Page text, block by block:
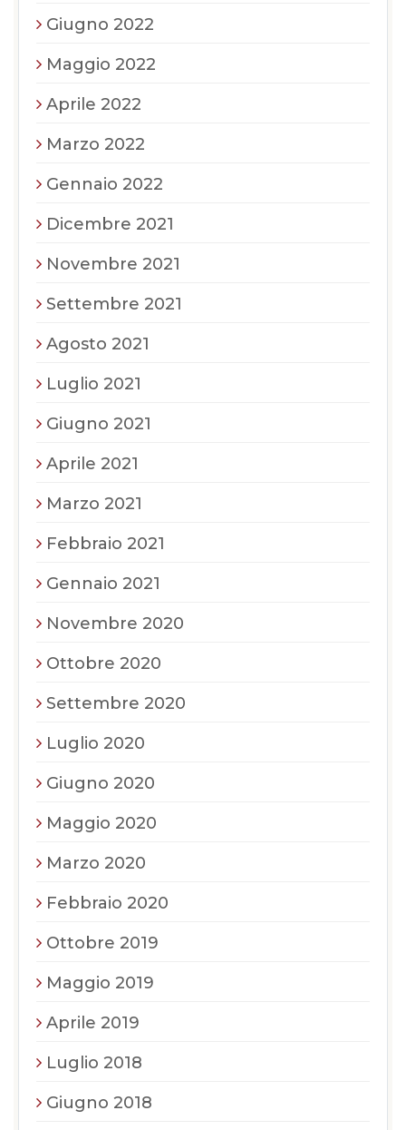
Giugno 2022
Maggio 2022
Aprile 2022
Marzo 2022
Gennaio 2022
Dicembre 2021
Novembre 2021
Settembre 2021
Agosto 2021
Luglio 2021
Giugno 2021
Aprile 2021
Marzo 2021
Febbraio 2021
Gennaio 2021
Novembre 2020
Ottobre 2020
Settembre 2020
Luglio 2020
Giugno 2020
Maggio 2020
Marzo 2020
Febbraio 2020
Ottobre 2019
Maggio 2019
Aprile 2019
Luglio 2018
Giugno 2018